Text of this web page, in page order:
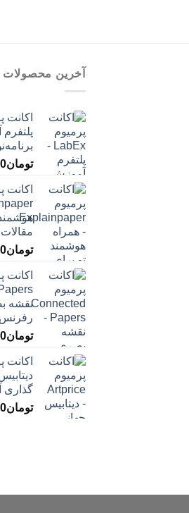
آخرین محصولات
تومان
اکانت
تومان
اکانت
نقشه
رفرنس
تومان
‌گذاری
تومان